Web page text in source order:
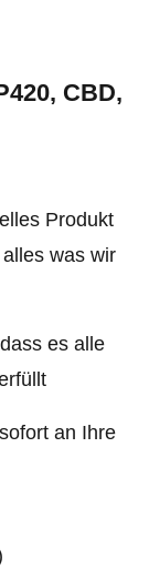
CBD,
Produkt
was wir
es alle
an Ihre